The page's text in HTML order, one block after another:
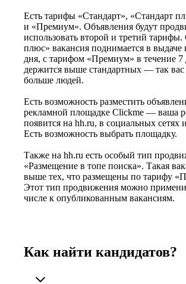
Есть тарифы «Стандарт», «Стандарт
и «Премиум». Объявления будут
использовать второй и третий
плюс» вакансия поднимается в выдаче
дня, с тарифом «Премиум» в течение 7
держится выше стандартных — так вас
больше людей.
Есть возможность разместить
рекламной площадке Clickme — ваша
появится на hh.ru, в социальных сетях
Есть возможность выбрать площадку.
Также на hh.ru есть особый тип
«Размещение в топе поиска». Такая
выше тех, что размещены по тарифу
Этот тип продвижения можно
числе к опубликованным вакансиям.
Как найти кандидатов?